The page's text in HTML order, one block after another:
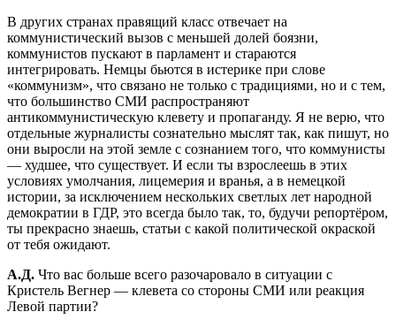
В других странах правящий класс отвечает на
коммунистический вызов с меньшей долей боязни,
коммунистов пускают в парламент и стараются
интегрировать. Немцы бьются в истерике при слове
«коммунизм», что связано не только с традициями, но и с тем,
что большинство СМИ распространяют
антикоммунистическую клевету и пропаганду. Я не верю, что
отдельные журналисты сознательно мыслят так, как пишут, но
они выросли на этой земле с сознанием того, что коммунисты
— худшее, что существует. И если ты взрослеешь в этих
условиях умолчания, лицемерия и вранья, а в немецкой
истории, за исключением нескольких светлых лет народной
демократии в ГДР, это всегда было так, то, будучи репортёром,
ты прекрасно знаешь, статьи с какой политической окраской
от тебя ожидают.
А.Д. Что вас больше всего разочаровало в ситуации с
Кристель Вегнер — клевета со стороны СМИ или реакция
Левой партии?